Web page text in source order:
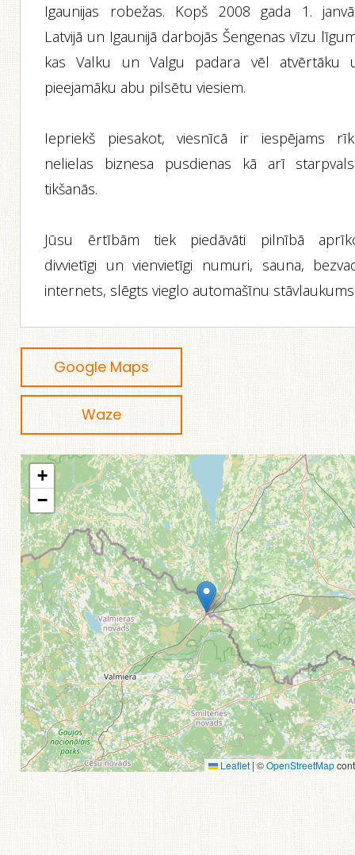
Igaunijas robežas. Kopš 2008 gada 1.
Latvijā un Igaunijā darbojās Šengenas vīzu
kas Valku un Valgu padara vēl atvērtāku
pieejamāku abu pilsētu viesiem.
Iepriekš piesakot, viesnīcā ir iespējams
nelielas biznesa pusdienas kā arī
tikšanās.
Jūsu ērtībām tiek piedāvāti pilnībā
divvietīgi un vienvietīgi numuri, sauna,
internets, slēgts vieglo automašīnu
Google Maps
Waze
+
−
Leaflet | ©OpenStreetMap